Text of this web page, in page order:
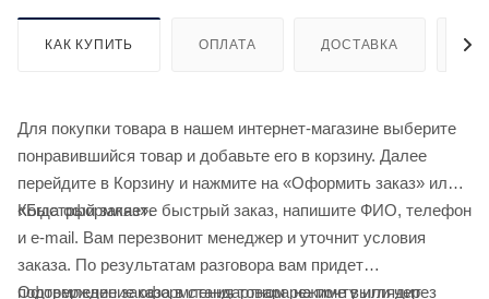
КАК КУПИТЬ ОПЛАТА ДОСТАВКА
Для покупки товара в нашем интернет-магазине выберите
понравившийся товар и добавьте его в корзину. Далее
перейдите в Корзину и нажмите на «Оформить заказ» или
«Быстрый заказ».
Когда оформляете быстрый заказ, напишите ФИО, телефон
и e-mail. Вам перезвонит менеджер и уточнит условия
заказа. По результатам разговора вам придет
подтверждение оформления товара на почту или через
Оформление заказа в стандартном режиме выглядит